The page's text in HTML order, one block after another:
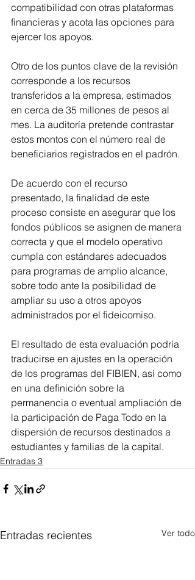
compatibilidad con otras plataformas
financieras y acota las opciones para
ejercer los apoyos.
Otro de los puntos clave de la revisión
corresponde a los recursos
transferidos a la empresa, estimados
en cerca de 35 millones de pesos al
mes. La auditoría pretende contrastar
estos montos con el número real de
beneficiarios registrados en el padrón.
De acuerdo con el recurso
presentado, la finalidad de este
proceso consiste en asegurar que los
fondos públicos se asignen de manera
correcta y que el modelo operativo
cumpla con estándares adecuados
para programas de amplio alcance,
sobre todo ante la posibilidad de
ampliar su uso a otros apoyos
administrados por el fideicomiso.
El resultado de esta evaluación podría
traducirse en ajustes en la operación
de los programas del FIBIEN, así como
en una definición sobre la
permanencia o eventual ampliación de
la participación de Paga Todo en la
dispersión de recursos destinados a
estudiantes y familias de la capital.
Entradas 3
Entradas recientes Ver todo